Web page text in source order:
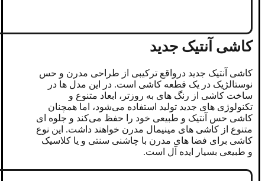
کاشی آنتیک جدید
کاشی آنتیک جدید درواقع ترکیبی از طراحی مدرن و حس
نوستالژیک در یک قطعه کاشی است. در این مدل‌ ها در
ساخت کاشی از رنگ ‌های به ‌روزتر، ابعاد متنوع و
تکنولوژی‌ های جدید تولید استفاده می‌شود، اما همچنان
کاشی حس آنتیک و طبیعی خود را حفظ می‌کند و جلوه ای
متنوع از کاشی های مینیمال مدرن خواهند داشت. این نوع
کاشی برای فضا های مدرن با چاشنی سنتی و یا کلاسیک
و طبیعی بسیار ایده ‌آل است.